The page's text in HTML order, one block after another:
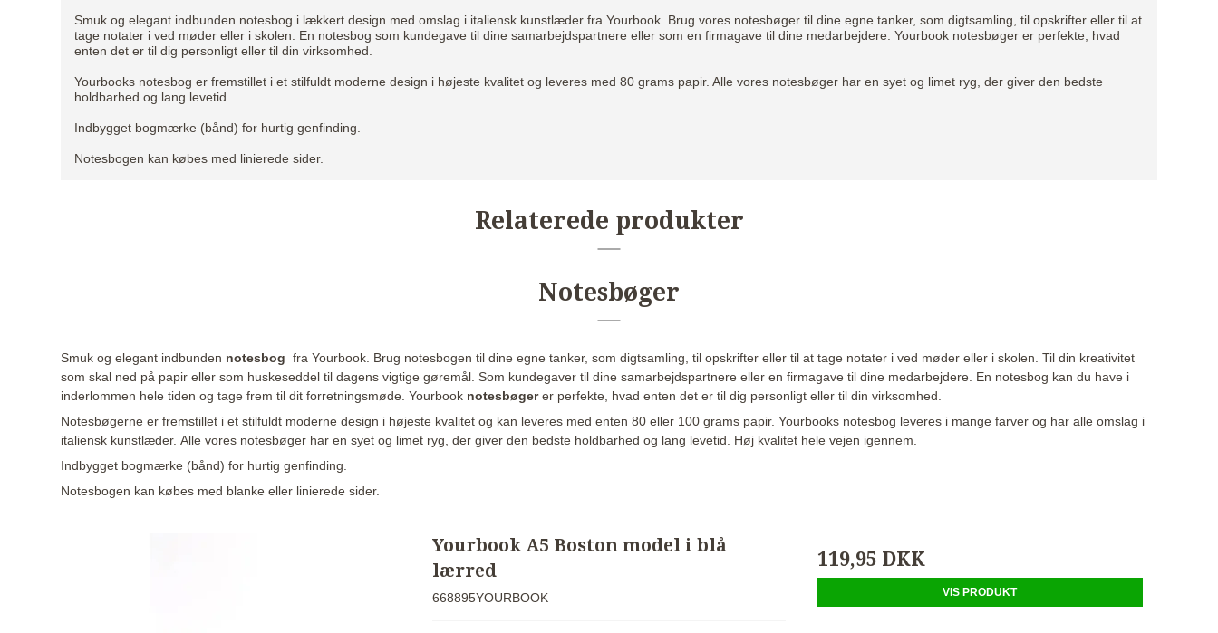
Smuk og elegant indbunden notesbog i lækkert design med omslag i italiensk kunstlæder fra Yourbook. Brug vores notesbøger til dine egne tanker, som digtsamling, til opskrifter eller til at
tage notater i ved møder eller i skolen. En notesbog som kundegave til dine samarbejdspartnere eller som en firmagave til dine medarbejdere. Yourbook notesbøger er perfekte, hvad
enten det er til dig personligt eller til din virksomhed.
Yourbooks notesbog er fremstillet i et stilfuldt moderne design i højeste kvalitet og leveres med 80 grams papir. Alle vores notesbøger har en syet og limet ryg, der giver den bedste
holdbarhed og lang levetid.
Indbygget bogmærke (bånd) for hurtig genfinding.
Notesbogen kan købes med linierede sider.
Relaterede produkter
Notesbøger
Smuk og elegant indbunden notesbog fra Yourbook. Brug notesbogen til dine egne tanker, som digtsamling, til opskrifter eller til at tage notater i ved møder eller i skolen. Til din kreativitet
som skal ned på papir eller som huskeseddel til dagens vigtige gøremål. Som kundegaver til dine samarbejdspartnere eller en firmagave til dine medarbejdere. En notesbog kan du have i
inderlommen hele tiden og tage frem til dit forretningsmøde. Yourbook notesbøgerer perfekte, hvad enten det er til dig personligt eller til din virksomhed.
Notesbøgerne er fremstillet i et stilfuldt moderne design i højeste kvalitet og kan leveres med enten 80 eller 100 grams papir. Yourbooks notesbog leveres i mange farver og har alle omslag i
italiensk kunstlæder. Alle vores notesbøger har en syet og limet ryg, der giver den bedste holdbarhed og lang levetid. Høj kvalitet hele vejen igennem.
Indbygget bogmærke (bånd) for hurtig genfinding.
Notesbogen kan købes med blanke eller linierede sider.
Yourbook A5 Boston model i blå
lærred
668895YOURBOOK
119,95 DKK
VIS PRODUKT